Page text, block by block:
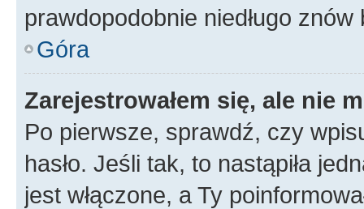
prawdopodobnie niedługo
Góra
Zarejestrowałem się, ale nie
Po pierwsze, sprawdź, czy
hasło. Jeśli tak, to nastąpiła
jest włączone, a Ty